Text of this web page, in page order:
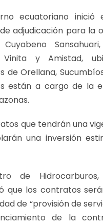
ecuatoriano
adjudicación para la
Vinita y Amistad,
de Orellana,
están a cargo de la
que tendrán una
una inversión
de
que los contratos
de “provisión de
de la